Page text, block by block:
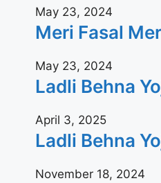
May 23, 2024
Meri Fasal
May 23, 2024
Ladli Behna
April 3, 2025
Ladli Behna
November 18, 2024